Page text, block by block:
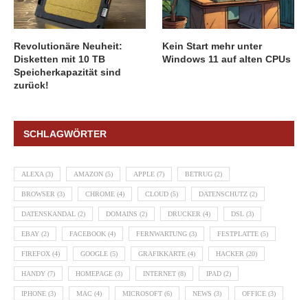
Revolutionäre Neuheit:
Disketten mit 10 TB
Speicherkapazität sind
zurück!
Kein Start mehr unter
Windows 11 auf alten CPUs
SCHLAGWÖRTER
ALEXA(3) AMAZON (5) APPLE (7) BETRUG (2)
BROWSER (3) CHROME (4) CLOUD (5) DATENSCHUTZ (2)
DATENSKANDAL (2) DOMAINS (2) DRUCKER (4) DSL (3)
EBAY (2) FACEBOOK (4) FERNWARTUNG (3) FESTPLATTE (5)
FIREFOX (4) GOOGLE (5) GRAFIKKARTE (4) HACKER (20)
HANDY (7) HOMEPAGE (3) INTERNET (8) IPAD (2)
IPHONE (3) MAC (4) MICROSOFT (6) NEWS (3) OFFICE (3)